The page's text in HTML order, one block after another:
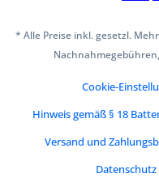
* Alle Preise inkl. gesetzl.
Cookie-
Hinweis gemäß § 18
Versand und
Datenschutz